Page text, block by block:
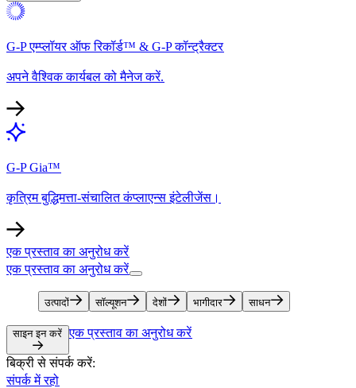
G-P एम्प्लॉयर ऑफ रिकॉर्ड™ & G-P कॉन्ट्रैक्टर​​
अपने वैश्विक कार्यबल को मैनेज करें.​​
G-P Gia™​​
कृत्रिम बुद्धिमत्ता-संचालित कंप्लाएन्स इंटेलीजेंस।​​
एक प्रस्ताव का अनुरोध करें​​
एक प्रस्ताव का अनुरोध करें​​
उत्पादों​​ सॉल्यूशन​​ देशों​​ भागीदार​​ साधन​​
साइन इन करें​​ एक प्रस्ताव का अनुरोध करें​​
बिक्री से संपर्क करें:​​
संपर्क में रहो​​